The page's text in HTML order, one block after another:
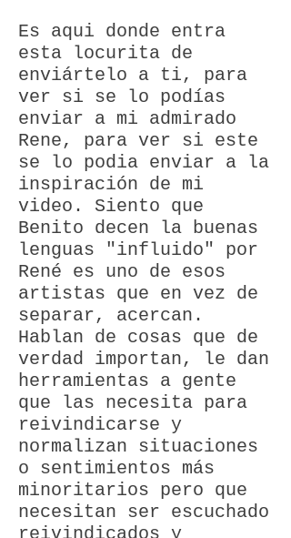
Es aqui donde entra
esta locurita de
enviártelo a ti, para
ver si se lo podías
enviar a mi admirado
Rene, para ver si este
se lo podia enviar a la
inspiración de mi
video. Siento que
Benito decen la buenas
lenguas "influido" por
René es uno de esos
artistas que en vez de
separar, acercan.
Hablan de cosas que de
verdad importan, le dan
herramientas a gente
que las necesita para
reivindicarse y
normalizan situaciones
o sentimientos más
minoritarios pero que
necesitan ser escuchado